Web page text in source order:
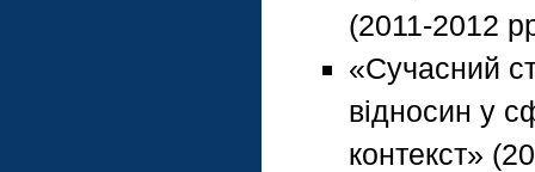
(2011-2012
«Сучасний
відносин у
контекст»